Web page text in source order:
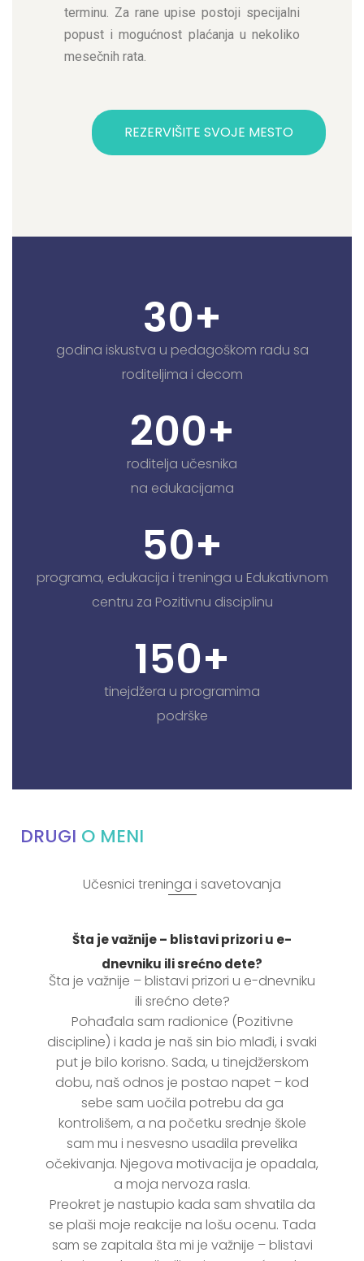
terminu. Za rane upise postoji specijalni
popust i mogućnost plaćanja u nekoliko
mesečnih rata.
REZERVIŠITE SVOJE MESTO
30+
godina iskustva u pedagoškom radu sa
roditeljima i decom
200+
roditelja učesnika
na edukacijama
50+
programa, edukacija i treninga u Edukativnom
centru za Pozitivnu disciplinu
150+
tinejdžera u programima
podrške
DRUGI O MENI
Učesnici treninga i savetovanja
Šta je važnije – blistavi prizori u e-
dnevniku ili srećno dete?
Šta je važnije – blistavi prizori u e-dnevniku
ili srećno dete?
Pohađala sam radionice (Pozitivne
discipline) i kada je naš sin bio mlađi, i svaki
put je bilo korisno. Sada, u tinejdžerskom
dobu, naš odnos je postao napet – kod
sebe sam uočila potrebu da ga
kontrolišem, a na početku srednje škole
sam mu i nesvesno usadila prevelika
očekivanja. Njegova motivacija je opadala,
a moja nervoza rasla.
Preokret je nastupio kada sam shvatila da
se plaši moje reakcije na lošu ocenu. Tada
sam se zapitala šta mi je važnije – blistavi